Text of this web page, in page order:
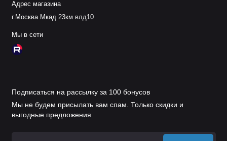
Адрес магазина
г.Москва Мкад 23км влд10
Мы в сети
Подписаться на рассылку за 100 бонусов
Мы не будем присылать вам спам. Только скидки и
выгодные предложения